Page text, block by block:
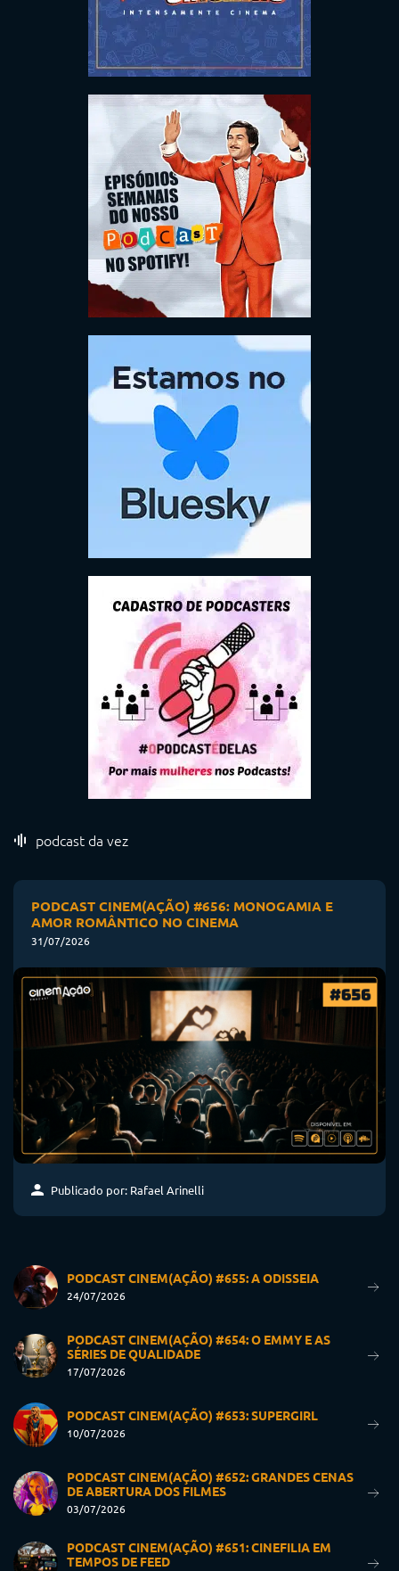
podcast da vez
PODCAST CINEM(AÇÃO) #656: MONOGAMIA E
AMOR ROMÂNTICO NO CINEMA
31/07/2026
Publicado por: Rafael Arinelli
PODCAST CINEM(AÇÃO) #655: A ODISSEIA
24/07/2026
PODCAST CINEM(AÇÃO) #654: O EMMY E AS
SÉRIES DE QUALIDADE
17/07/2026
PODCAST CINEM(AÇÃO) #653: SUPERGIRL
10/07/2026
PODCAST CINEM(AÇÃO) #652: GRANDES CENAS
DE ABERTURA DOS FILMES
03/07/2026
PODCAST CINEM(AÇÃO) #651: CINEFILIA EM
TEMPOS DE FEED